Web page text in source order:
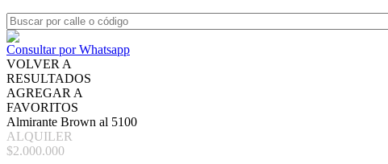
Consultar por Whatsapp
VOLVER A
RESULTADOS
AGREGAR A
FAVORITOS
Almirante Brown al 5100
ALQUILER
$2.000.000